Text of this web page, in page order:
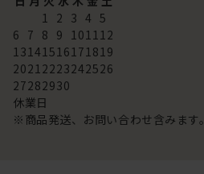
1 2 3 4 5
6 7 8 9 101112
13141516171819
20212223242526
27282930
休業日
※商品発送、お問い合わせ含みます。